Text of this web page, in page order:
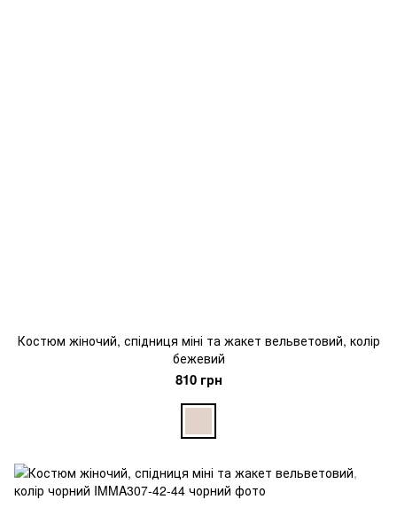
Костюм жіночий, спідниця міні та жакет вельветовий, колір
бежевий
810 грн